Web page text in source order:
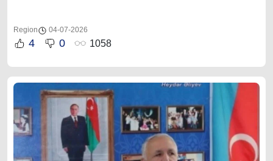
Region 04-07-2026
4 0 1058